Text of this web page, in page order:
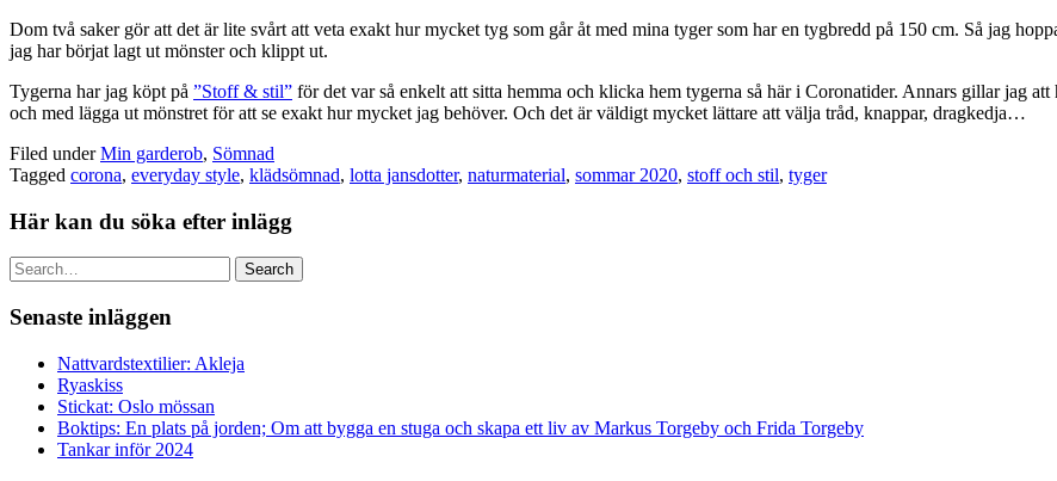
Dom två saker gör att det är lite svårt att veta exakt hur mycket tyg som går åt med mina tyger som har en tygbredd på 150 cm. Så jag
jag har börjat lagt ut mönster och klippt ut.
Tygerna har jag köpt på ”Stoff & stil” för det var så enkelt att sitta hemma och klicka hem tygerna så här i Coronatider. Annars gillar jag
och med lägga ut mönstret för att se exakt hur mycket jag behöver. Och det är väldigt mycket lättare att välja tråd, knappar, dragkedja…
Filed underMin garderob, Sömnad
Tagged corona, everyday style, klädsömnad, lotta jansdotter, naturmaterial, sommar 2020, stoff och stil, tyger
Här kan du söka efter inlägg
Search
Senaste inläggen
Nattvardstextilier: Akleja
Ryaskiss
Stickat: Oslo mössan
Boktips: En plats på jorden; Om att bygga en stuga och skapa ett liv av Markus Torgeby och Frida Torgeby
Tankar inför 2024